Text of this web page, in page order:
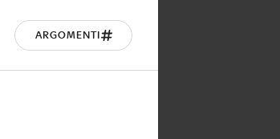
ARGOMENTI